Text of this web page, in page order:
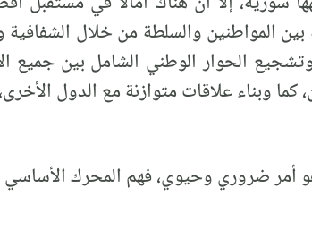
المواطنين والسلطة من خلال
وتشجيع الحوار الوطني الشامل بين جميع
كما وبناء علاقات متوازنة مع الدول
ضروري وحيوي، فهم المحرك الأساسي